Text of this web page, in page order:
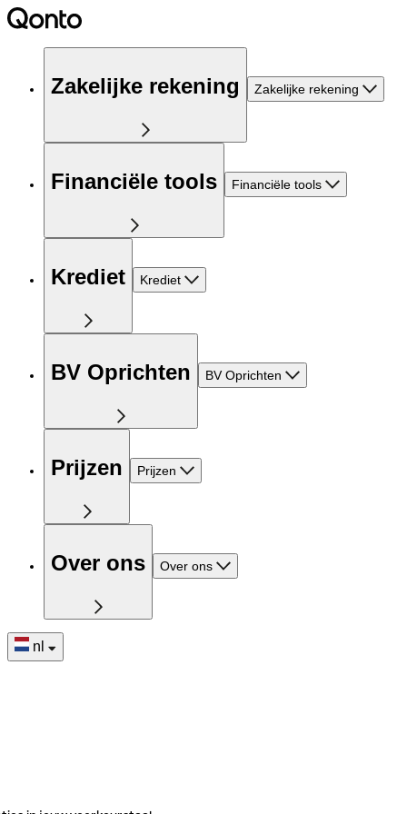
Zakelijke rekening Zakelijke rekening
Financiële tools Financiële tools
Krediet Krediet
BV Oprichten BV Oprichten
Prijzen Prijzen
Over ons Over ons
nl